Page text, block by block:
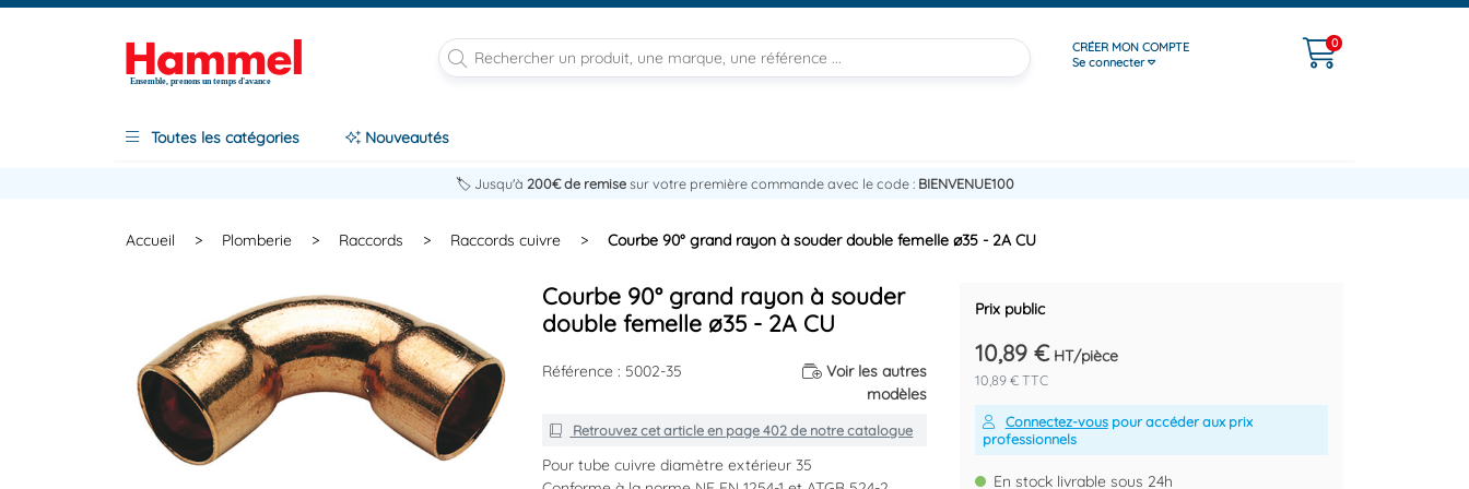
Ensemble, prenons un temps d'avance
CRÉER MON COMPTE
Se connecter
0
Toutes les catégories Nouveautés
🏷️ Jusqu'à 200€ de remisesur votre première commande avec le code : BIENVENUE100
Accueil > Plomberie > Raccords > Raccords cuivre > Courbe 90° grand rayon à souder double femelle ø35 - 2A CU
Courbe 90° grand rayon à souder
double femelle ø35 - 2A CU
Référence : 5002-35
Voir les autres
modèles
Retrouvez cet article en page 402de notre catalogue
Pour tube cuivre diamètre extérieur 35
Prix public
10,89 €HT/pièce
10,89 € TTC
Connectez-vouspour accéder aux prix
professionnels
En stock livrable sous 24h